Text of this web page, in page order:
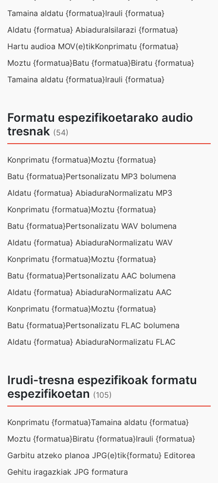
Tamaina aldatu {formatua}Irauli {formatua}
Aldatu {formatua} AbiaduraIsilarazi {formatua}
Hartu audioa MOV(e)tikKonprimatu {formatua}
Moztu {formatua}Batu {formatua}Biratu {formatua}
Tamaina aldatu {formatua}Irauli {formatua}
Formatu espezifikoetarako audio
tresnak (54)
Konprimatu {formatua}Moztu {formatua}
Batu {formatua}Pertsonalizatu MP3 bolumena
Aldatu {formatua} AbiaduraNormalizatu MP3
Konprimatu {formatua}Moztu {formatua}
Batu {formatua}Pertsonalizatu WAV bolumena
Aldatu {formatua} AbiaduraNormalizatu WAV
Konprimatu {formatua}Moztu {formatua}
Batu {formatua}Pertsonalizatu AAC bolumena
Aldatu {formatua} AbiaduraNormalizatu AAC
Konprimatu {formatua}Moztu {formatua}
Batu {formatua}Pertsonalizatu FLAC bolumena
Aldatu {formatua} AbiaduraNormalizatu FLAC
Irudi-tresna espezifikoak formatu
espezifikoetan (105)
Konprimatu {formatua}Tamaina aldatu {formatua}
Moztu {formatua}Biratu {formatua}Irauli {formatua}
Garbitu atzeko planoa JPG(e)tik{formatu} Editorea
Gehitu iragazkiak JPG formatura